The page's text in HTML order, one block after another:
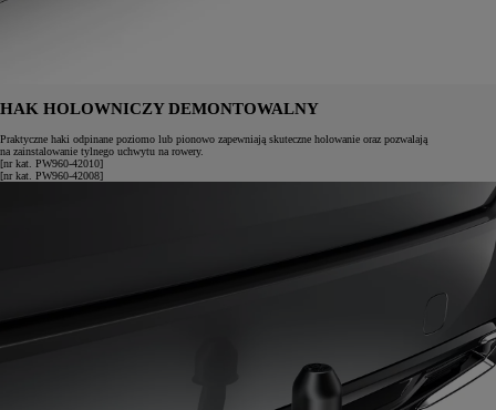
HAK HOLOWNICZY DEMONTOWALNY
Praktyczne haki odpinane poziomo lub pionowo zapewniają skuteczne holowanie oraz pozwalają
na zainstalowanie tylnego uchwytu na rowery.
[nr kat. PW960-42010]
[nr kat. PW960-42008]